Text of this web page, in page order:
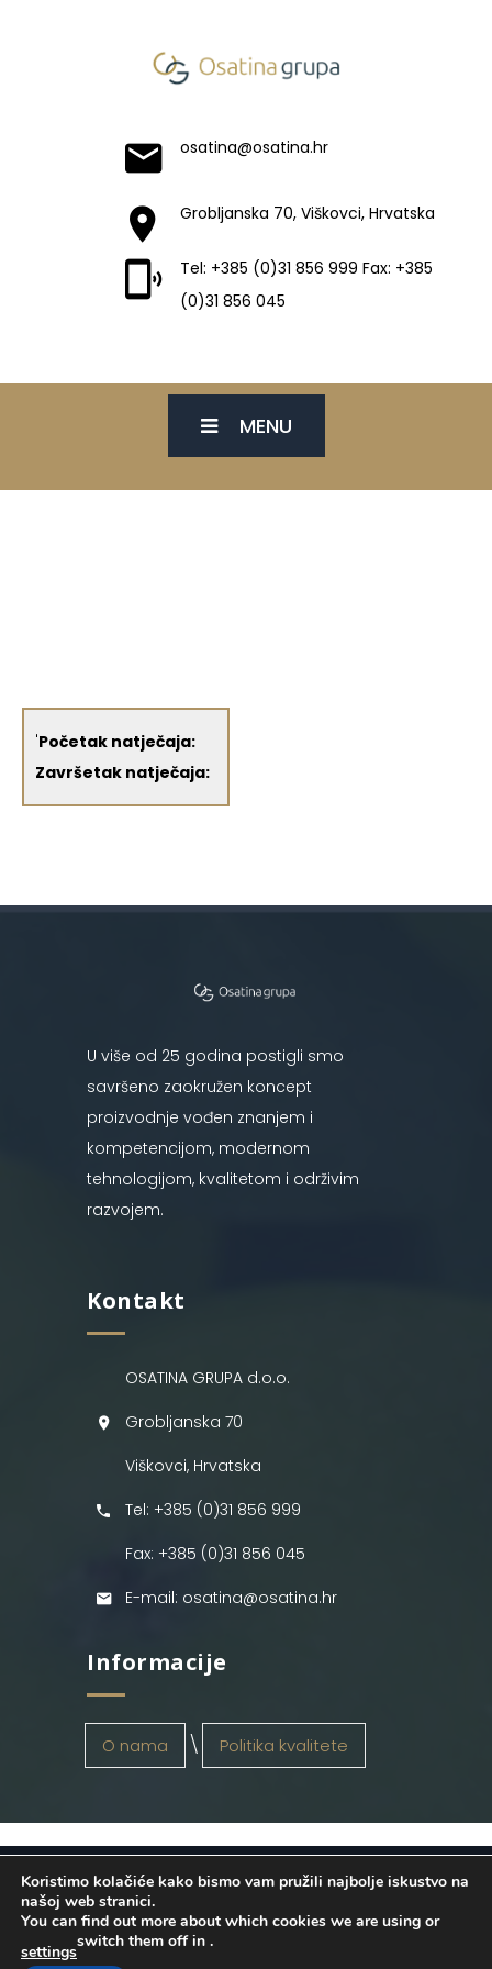
osatina@osatina.hr
Grobljanska 70, Viškovci, Hrvatska
Tel: +385 (0)31 856 999 Fax: +385
(0)31 856 045
MENU
'Početak natječaja:
Završetak natječaja:
U više od 25 godina postigli smo
savršeno zaokružen koncept
proizvodnje vođen znanjem i
kompetencijom, modernom
tehnologijom, kvalitetom i održivim
razvojem.
Kontakt
OSATINA GRUPA d.o.o.
Grobljanska 70
Viškovci, Hrvatska
Tel: +385 (0)31 856 999
Fax: +385 (0)31 856 045
E-mail: osatina@osatina.hr
Informacije
O nama Politika kvalitete
OSATINA GRUPA d.o.o. 2026
. Configured
byINFOS Osijek. Sva prava pridržana.
Koristimo kolačiće kako bismo vam pružili najbolje iskustvo na
našoj web stranici.
You can find out more about which cookies we are using or
switch them off in
settings
.